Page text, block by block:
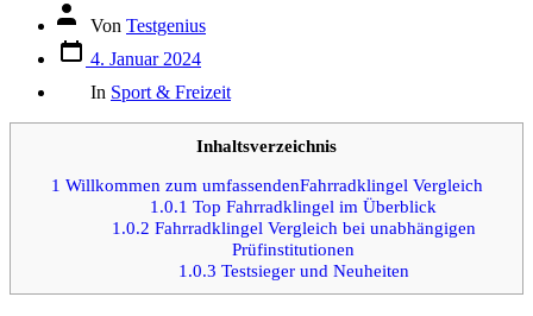
Autor
Beitrags
Von Testgenius
Datum
des
Beitrags
4. Januar 2024
In Sport & Freizeit
Inhaltsverzeichnis
1 Willkommen zum umfassendenFahrradklingel Vergleich
1.0.1 Top Fahrradklingel im Überblick
1.0.2 Fahrradklingel Vergleich bei unabhängigen
Prüfinstitutionen
1.0.3 Testsieger und Neuheiten